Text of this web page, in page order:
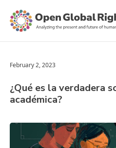
February 2, 2023
¿Qué es la verdadera
académica?